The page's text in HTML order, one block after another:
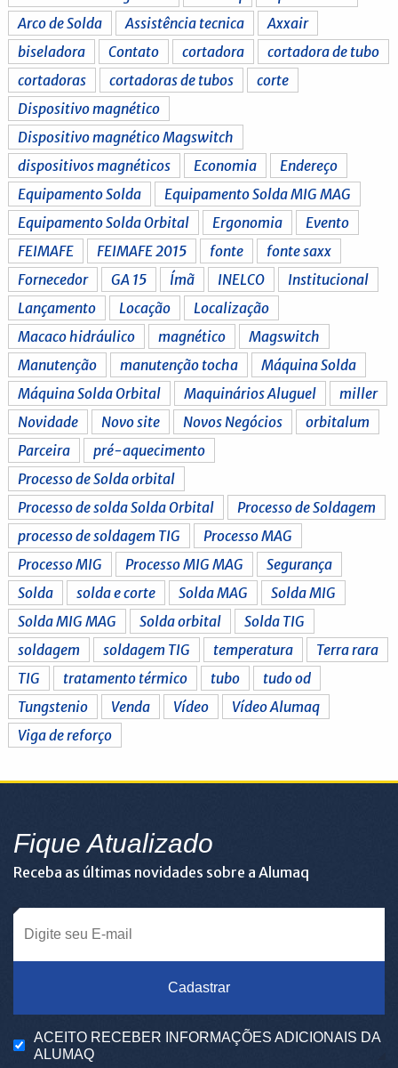
Arco de Solda
Assistência tecnica
Axxair
biseladora
Contato cortadora
cortadora de tubo
cortadoras
cortadoras de tubos
corte
Dispositivo magnético
Dispositivo magnético Magswitch
dispositivos magnéticos
Economia
Endereço
Equipamento Solda
Equipamento Solda MIG MAG
Equipamento Solda Orbital
Ergonomia
Evento
FEIMAFE
FEIMAFE 2015 fonte
fonte saxx
Fornecedor
GA 15 Ímã INELCO
Institucional
Lançamento
Locação
Localização
Macaco hidráulico
magnético
Magswitch
Manutenção
manutenção tocha
Máquina Solda
Máquina Solda Orbital
Maquinários Aluguel
miller
Novidade
Novo site Novos Negócios
orbitalum
Parceira
pré-aquecimento
Processo de Solda orbital
Processo de solda Solda Orbital
Processo de Soldagem
processo de soldagem TIG
Processo MAG
Processo MIG
Processo MIG MAG
Segurança
Solda
solda e corte Solda MAG
Solda MIG
Solda MIG MAG
Solda orbital
Solda TIG
soldagem
soldagem TIG temperatura
Terra rara
TIG
tratamento térmico tubo
tudo od
Tungstenio
Venda Vídeo
Vídeo Alumaq
Viga de reforço
Fique Atualizado
Receba as últimas novidades sobre a Alumaq
Cadastrar
ACEITO RECEBER INFORMAÇÕES ADICIONAIS DA
ALUMAQ